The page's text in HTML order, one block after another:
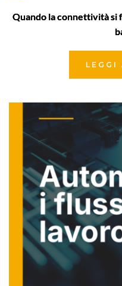
Quando la connettività si
LEGGI